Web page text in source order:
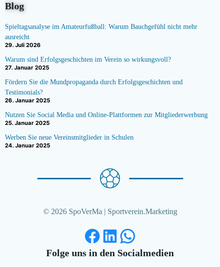
Blog
Spieltagsanalyse im Amateurfußball: Warum Bauchgefühl nicht mehr
ausreicht
29. Juli 2026
Warum sind Erfolgsgeschichten im Verein so wirkungsvoll?
27. Januar 2025
Fördern Sie die Mundpropaganda durch Erfolgsgeschichten und
Testimonials?
26. Januar 2025
Nutzen Sie Social Media und Online-Plattformen zur Mitgliederwerbung
25. Januar 2025
Werben Sie neue Vereinsmitglieder in Schulen
24. Januar 2025
© 2026 SpoVerMa | Sportverein.Marketing
Facebook
LinkedIn
WhatsApp
Folge uns in den Socialmedien